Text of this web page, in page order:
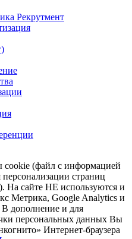
Рекрутмент
cookie (файл с информацией
страниц
На сайте НЕ используются и
Метрика, Google Analytics и
В дополнение и для
персональных данных Вы
Интернет-браузера